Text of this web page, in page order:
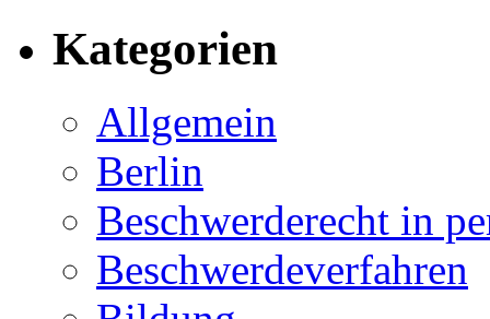
Kategorien
Allgemein
Berlin
Beschwerderecht in
Beschwerdeverfahren